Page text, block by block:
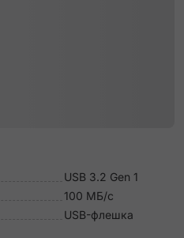
USB 3.2 Gen 1
100 МБ/с
USB-флешка